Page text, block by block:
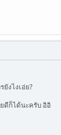
งไงเอ่ย?
ดีก็ได้นะครับ อิอิ